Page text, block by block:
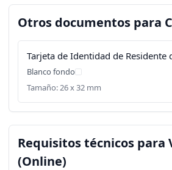
Otros documentos para
Tarjeta de Identidad de Residente
Blanco fondo
Tamaño: 26 x 32 mm
Requisitos técnicos para
(Online)